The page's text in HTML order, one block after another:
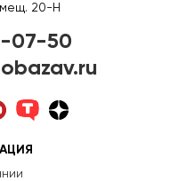
20-Н
07-50